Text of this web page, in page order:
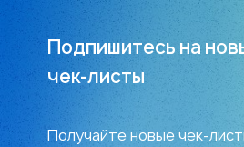
Подпишитесь на
чек-листы
Получайте новые чек-